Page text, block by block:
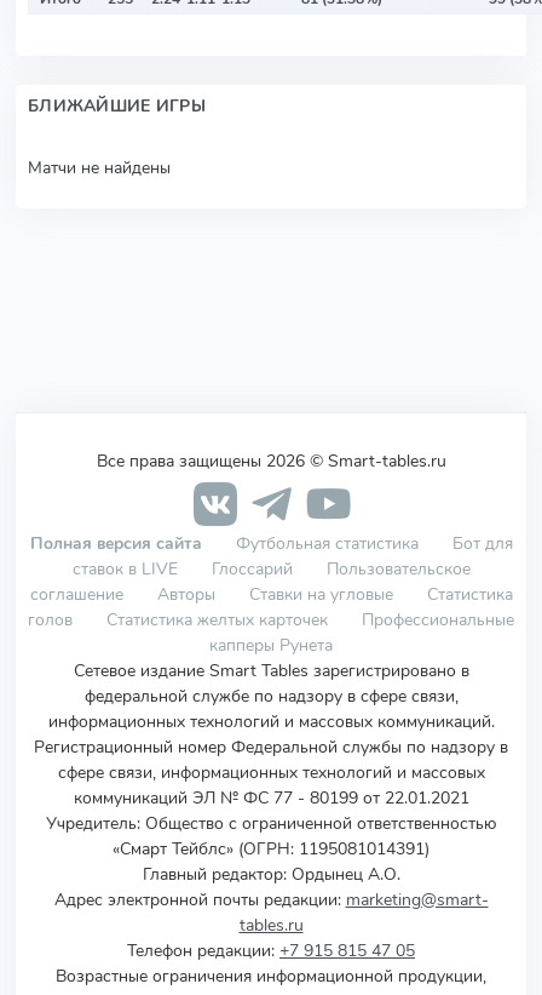
БЛИЖАЙШИЕ ИГРЫ
Матчи не найдены
Все права защищены 2026 © Smart-tables.ru
Полная версия сайта Футбольная статистика
Бот для
ставок в LIVE
Глоссарий
Пользовательское
соглашение
Авторы Ставки на угловые
Статистика
голов
Статистика желтых карточек
Профессиональные
капперы Рунета
Сетевое издание Smart Tables зарегистрировано в
федеральной службе по надзору в сфере связи,
информационных технологий и массовых коммуникаций.
Регистрационный номер Федеральной службы по надзору в
сфере связи, информационных технологий и массовых
коммуникаций ЭЛ № ФС 77 - 80199 от 22.01.2021
Учредитель: Общество с ограниченной ответственностью
«Смарт Тейблс» (ОГРН: 1195081014391)
Главный редактор: Ордынец А.О.
Адрес электронной почты редакции: marketing@smart-
tables.ru
Телефон редакции: +7 915 815 47 05
Возрастные ограничения информационной продукции,